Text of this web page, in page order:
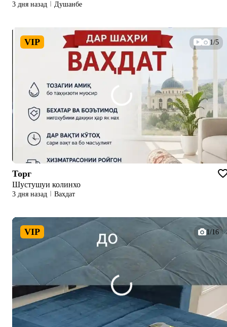
3 дня назад Душанбе
VIP 1/5
Торг
Шустушуи колинхо
3 дня назад Вахдат
VIP 1/16